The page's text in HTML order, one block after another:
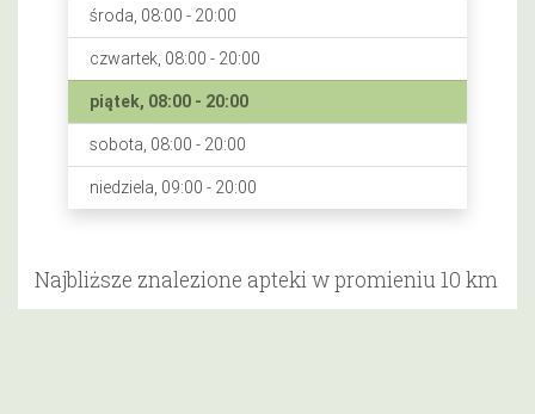
środa, 08:00 - 20:00
czwartek, 08:00 - 20:00
piątek, 08:00 - 20:00
sobota, 08:00 - 20:00
niedziela, 09:00 - 20:00
Najbliższe znalezione apteki w promieniu 10 km